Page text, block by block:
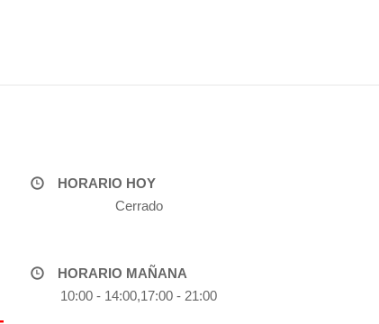
HORARIO HOY
Cerrado
HORARIO MAÑANA
10:00 - 14:00,17:00 - 21:00